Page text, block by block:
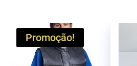
Promoção!